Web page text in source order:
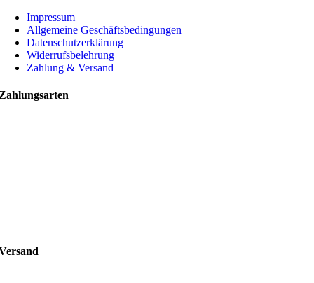
Impressum
Allgemeine Geschäftsbedingungen
Datenschutzerklärung
Widerrufsbelehrung
Zahlung & Versand